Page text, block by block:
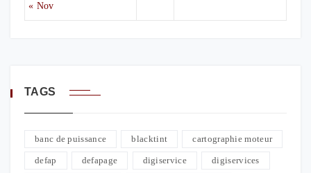
« Nov
TAGS
banc de puissance blacktint cartographie moteur
defap defapage digiservice digiservices